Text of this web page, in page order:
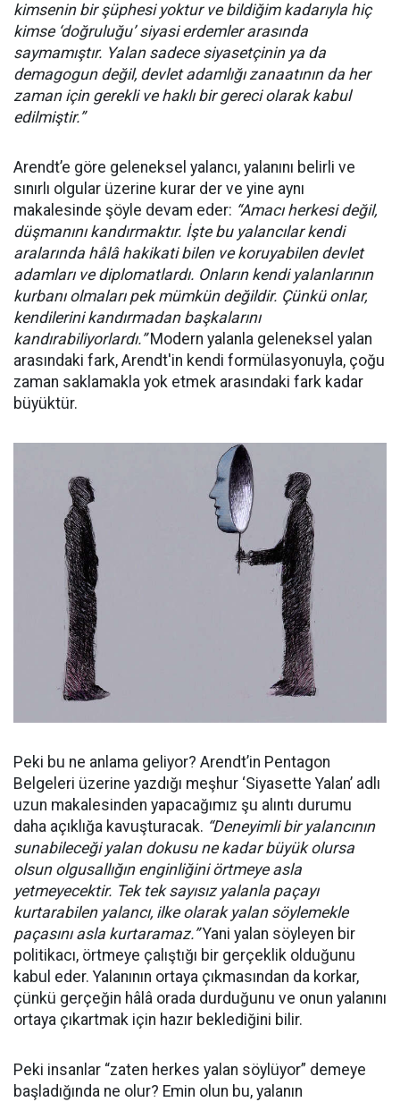
kimsenin bir şüphesi yoktur ve bildiğim kadarıyla hiç
kimse ‘doğruluğu’ siyasi erdemler arasında
saymamıştır. Yalan sadece siyasetçinin ya da
demagogun değil, devlet adamlığı zanaatının da her
zaman için gerekli ve haklı bir gereci olarak kabul
edilmiştir.”
Arendt’e göre geleneksel yalancı, yalanını belirli ve
sınırlı olgular üzerine kurar der ve yine aynı
makalesinde şöyle devam eder: “Amacı herkesi değil,
düşmanını kandırmaktır. İşte bu yalancılar kendi
aralarında hâlâ hakikati bilen ve koruyabilen devlet
adamları ve diplomatlardı. Onların kendi yalanlarının
kurbanı olmaları pek mümkün değildir. Çünkü onlar,
kendilerini kandırmadan başkalarını
kandırabiliyorlardı.”Modern yalanla geleneksel yalan
arasındaki fark, Arendt'in kendi formülasyonuyla, çoğu
zaman saklamakla yok etmek arasındaki fark kadar
büyüktür.
Peki bu ne anlama geliyor? Arendt’in Pentagon
Belgeleri üzerine yazdığı meşhur ‘Siyasette Yalan’ adlı
uzun makalesinden yapacağımız şu alıntı durumu
daha açıklığa kavuşturacak. “Deneyimli bir yalancının
sunabileceği yalan dokusu ne kadar büyük olursa
olsun olgusallığın enginliğini örtmeye asla
yetmeyecektir. Tek tek sayısız yalanla paçayı
kurtarabilen yalancı, ilke olarak yalan söylemekle
paçasını asla kurtaramaz.”Yani yalan söyleyen bir
politikacı, örtmeye çalıştığı bir gerçeklik olduğunu
kabul eder. Yalanının ortaya çıkmasından da korkar,
çünkü gerçeğin hâlâ orada durduğunu ve onun yalanını
ortaya çıkartmak için hazır beklediğini bilir.
Peki insanlar “zaten herkes yalan söylüyor” demeye
başladığında ne olur? Emin olun bu, yalanın